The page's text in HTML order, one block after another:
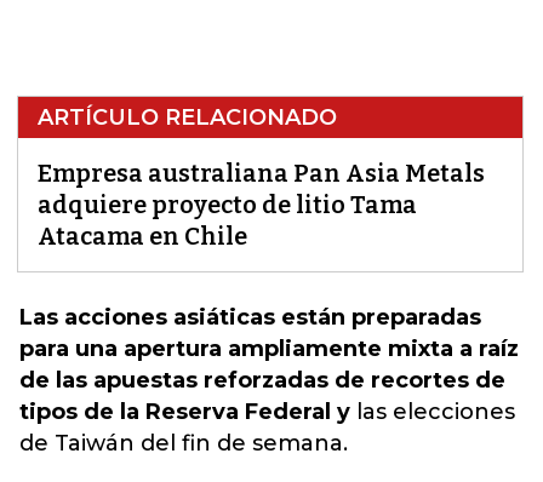
ARTÍCULO RELACIONADO
Empresa australiana Pan Asia Metals
adquiere proyecto de litio Tama
Atacama en Chile
Las acciones asiáticas están preparadas
para una apertura ampliamente mixta a raíz
de las apuestas reforzadas de recortes de
tipos de la Reserva Federal y las elecciones
de Taiwán del fin de semana.